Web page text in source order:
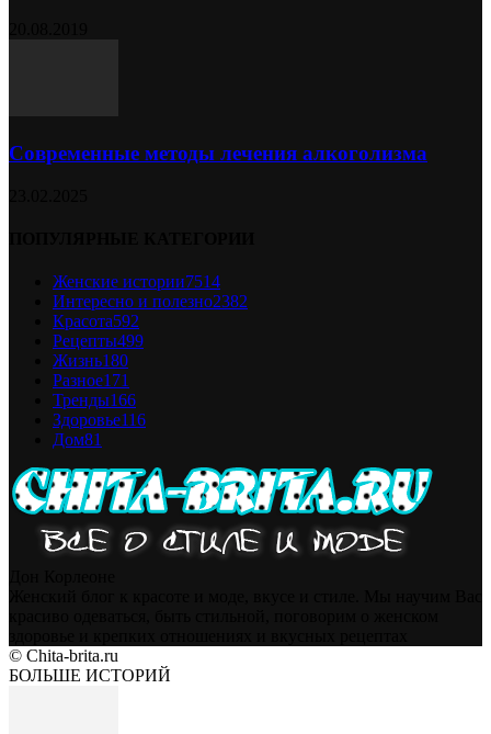
Современные методы лечения алкоголизма
Женские истории7514
Интересно и полезно2382
Красота592
Рецепты499
Жизнь180
Разное171
Тренды166
Здоровье116
Дом81
© Chita-brita.ru
БОЛЬШЕ ИСТОРИЙ